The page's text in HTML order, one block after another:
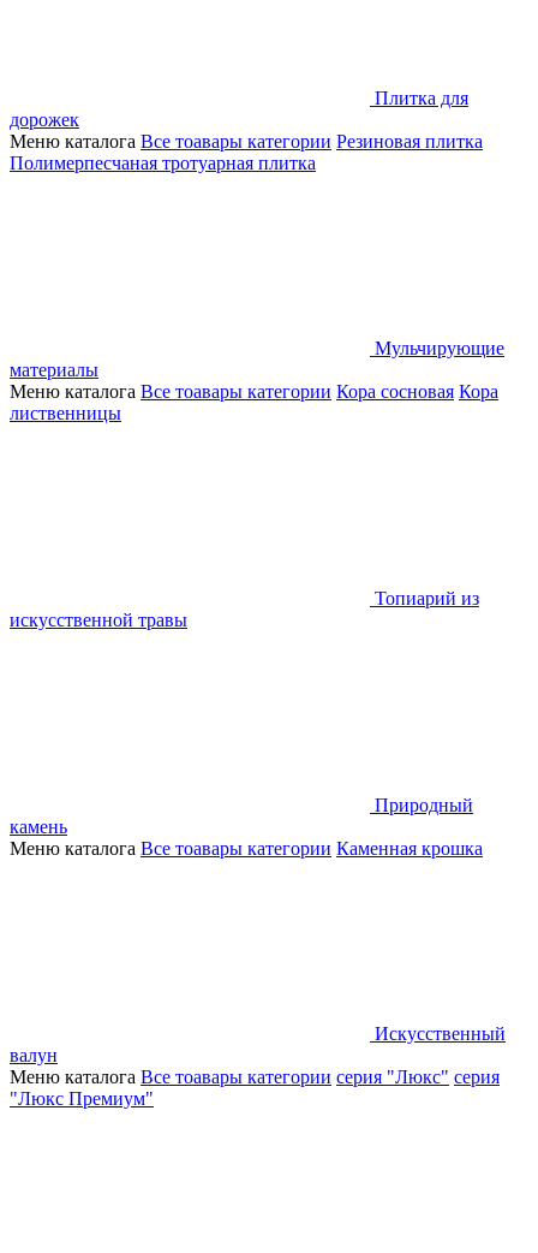
Плитка для
дорожек
Меню каталога Все тоавары категории Резиновая плитка
Полимерпесчаная тротуарная плитка
Мульчирующие
материалы
Меню каталога Все тоавары категории Кора сосновая Кора
лиственницы
Топиарий из
искусственной травы
Природный
камень
Меню каталога Все тоавары категории Каменная крошка
Искусственный
валун
Меню каталога Все тоавары категории серия "Люкс" серия
"Люкс Премиум"